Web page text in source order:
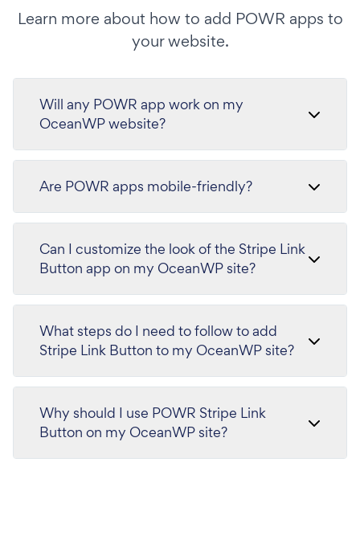
Learn more about how to add POWR apps to
your website.
Will any POWR app work on my
OceanWP website?
Are POWR apps mobile-friendly?
Can I customize the look of the Stripe Link
Button app on my OceanWP site?
What steps do I need to follow to add
Stripe Link Button to my OceanWP site?
Why should I use POWR Stripe Link
Button on my OceanWP site?